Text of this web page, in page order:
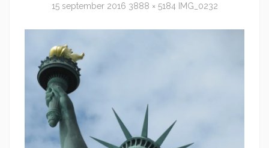
15 september 2016 3888 × 5184 IMG_0232